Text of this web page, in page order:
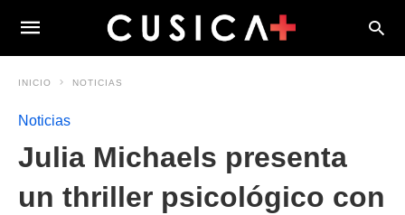
INICIO NOTICIAS
Noticias
Julia Michaels presenta
un thriller psicológico con